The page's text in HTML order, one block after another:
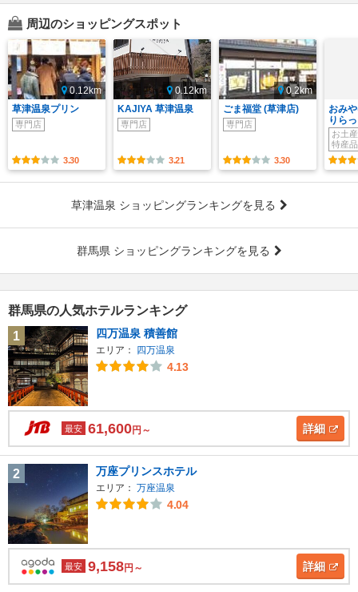
周辺のショッピングスポット
0.12km
草津温泉プリン
専門店
3.30
0.12km
KAJIYA 草津温泉
専門店
3.21
0.2km
ごま福堂 (草津店)
専門店
3.30
おみ
りら
お土
特産品
草津温泉 ショッピングランキングを見る
群馬県 ショッピングランキングを見る
群馬県の人気ホテルランキング
1
四万温泉 積善館
エリア： 四万温泉
4.13
最安 61,600円～ 詳細
2 万座プリンスホテル
エリア： 万座温泉
4.04
最安 9,158円～ 詳細